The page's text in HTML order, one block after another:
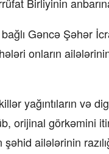
Gəncə Şəhər
onların
yağıntıların və
orijinal görkəmini
ailələrinin razılığı